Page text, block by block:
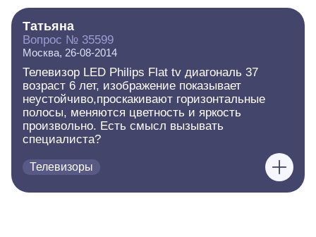
Татьяна
Вопрос № 35599
Москва, 26-08-2014
Телевизор LED Philips Flat tv диагональ 37
возраст 6 лет, изображение показывает
неустойчиво,проскакивают горизонтальные
полосы, меняются цветность и яркость
произвольно. Есть смысл вызывать
специалиста?
Телевизоры